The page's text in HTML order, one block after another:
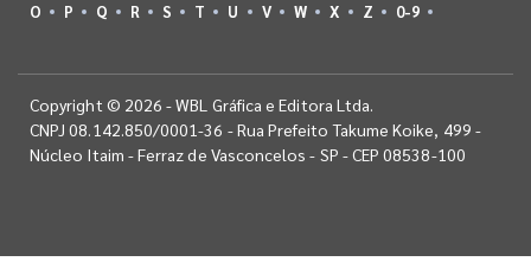
O
P Q R S T U V W X Z 0-9
Copyright © 2026 - WBL Gráfica e Editora Ltda.
CNPJ 08.142.850/0001-36 - Rua Prefeito Takume Koike, 499 -
Núcleo Itaim - Ferraz de Vasconcelos - SP - CEP 08538-100